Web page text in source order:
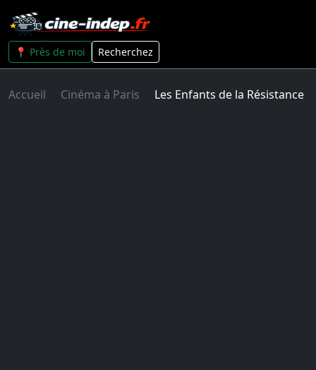
📍 Près de moi Recherchez
Accueil Cinéma à Paris Les Enfants de la Résistance